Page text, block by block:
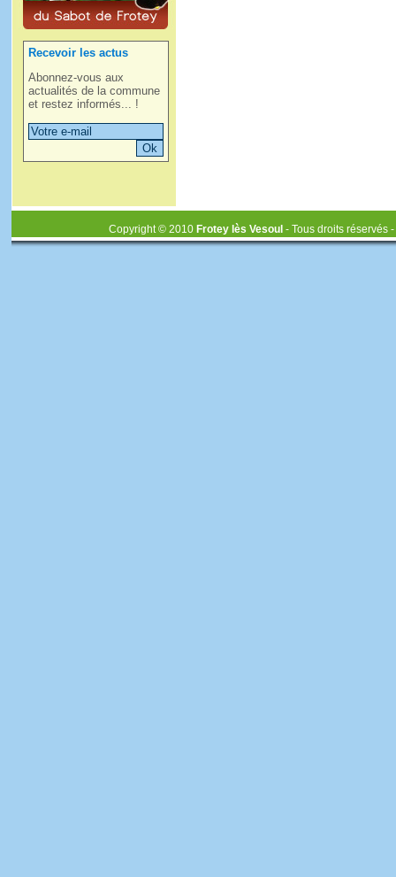
Recevoir les actus
Abonnez-vous aux
actualités de la commune
et restez informés... !
Copyright © 2010 Frotey lès Vesoul - Tous droits réservés